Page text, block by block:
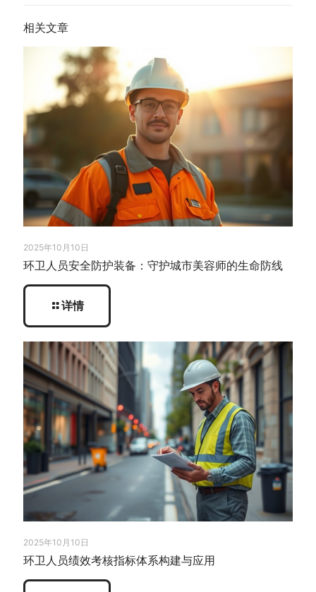
相关文章
2025年10月10日
环卫人员安全防护装备：守护城市美容师的生命防线
详情
2025年10月10日
环卫人员绩效考核指标体系构建与应用